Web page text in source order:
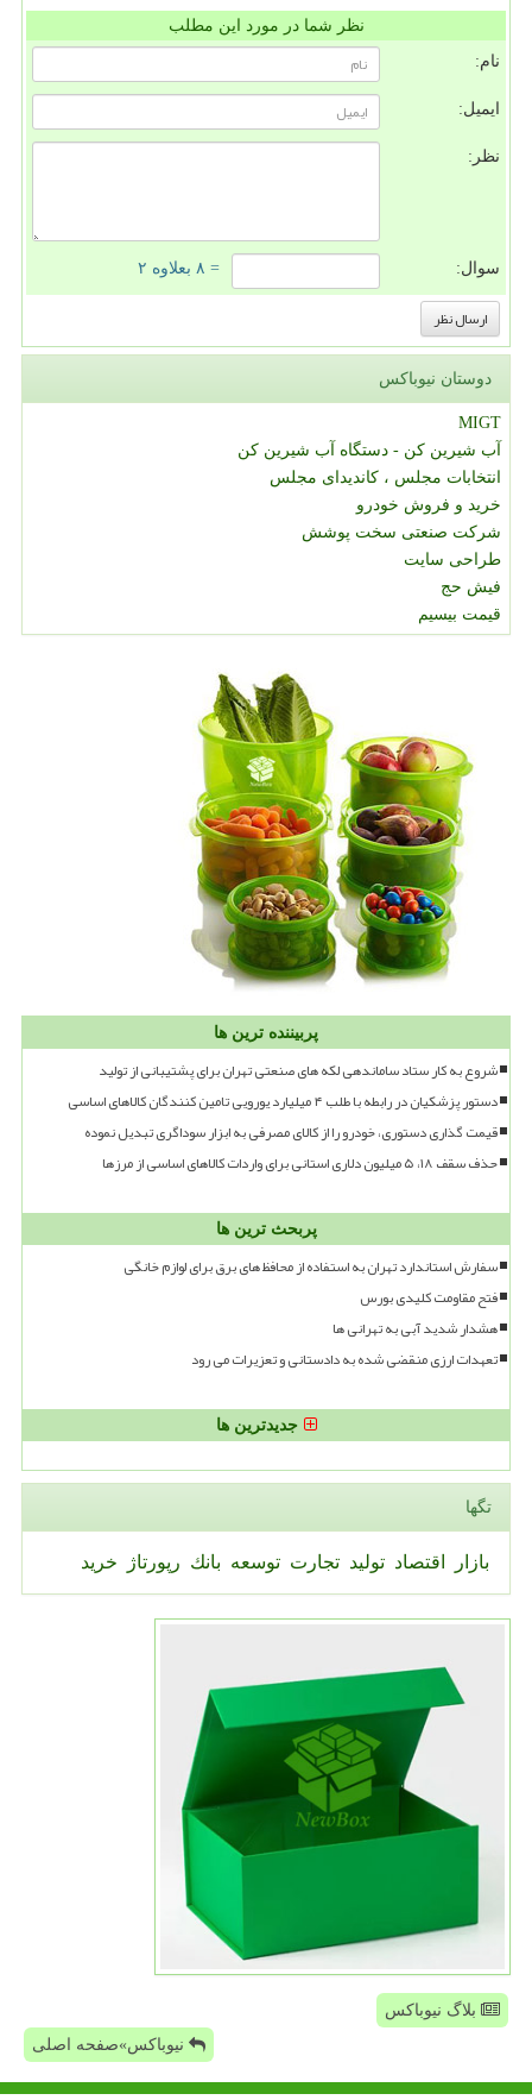
نظر شما در مورد این مطلب
نام:
ایمیل:
نظر:
سوال: = ۸ بعلاوه ۲
دوستان نیوباکس
MIGT
آب شیرین کن - دستگاه آب شیرین کن
انتخابات مجلس ، کاندیدای مجلس
خرید و فروش خودرو
شرکت صنعتی سخت پوشش
طراحی سایت
فیش حج
قیمت بیسیم
پربیننده ترین ها
شروع به کار ستاد ساماندهی لکه های صنعتی تهران برای پشتیبانی از تولید
دستور پزشکیان در رابطه با طلب ۴ میلیارد یورویی تامین کنندگان کالاهای اساسی
قیمت گذاری دستوری، خودرو را از کالای مصرفی به ابزار سوداگری تبدیل نموده
حذف سقف ۱۸، ۵ میلیون دلاری استانی برای واردات کالاهای اساسی از مرزها
پربحث ترین ها
سفارش استاندارد تهران به استفاده از محافظ های برق برای لوازم خانگی
فتح مقاومت کلیدی بورس
هشدار شدید آبی به تهرانی ها
تعهدات ارزی منقضی شده به دادستانی و تعزیرات می رود
جدیدترین ها
تگها
بازار اقتصاد تولید تجارت توسعه بانك رپورتاژ خرید
بلاگ نیوباکس
نیوباکس»صفحه اصلی